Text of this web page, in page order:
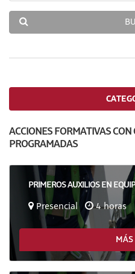
ACCIONES FORMATIVAS
PROGRAMADAS
PRIMEROS AUXILIOS EN
Presencial 4 horas